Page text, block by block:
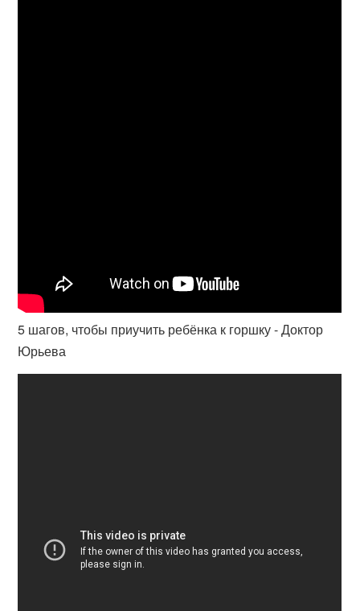
5 шагов, чтобы приучить ребёнка к горшку - Доктор
Юрьева